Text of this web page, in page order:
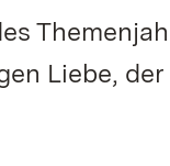
Liebe,